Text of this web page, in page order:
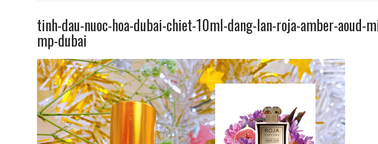
tinh-dau-nuoc-hoa-dubai-chiet-10ml-dang-lan-roja-amber-aoud-
mp-dubai